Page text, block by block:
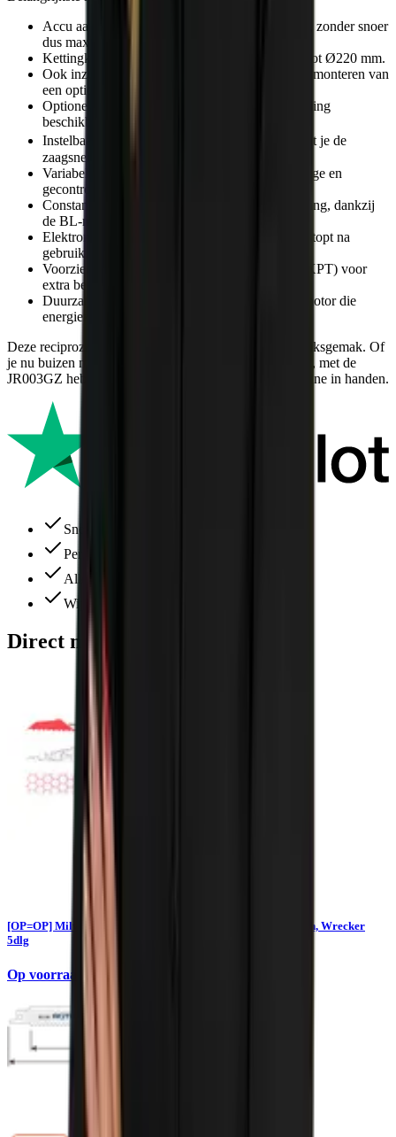
Accu aangedreven XGT 40 V Max reciprozaag, zonder snoer
dus maximale bewegingsvrijheid.
Kettingklem voor het stevig fixeren van buizen tot Ø220 mm.
Ook inzetbaar als reguliere reciprozaag door het monteren van
een optionele zaagbladklem.
Optionele materiaalklemmen met schroefverbinding
beschikbaar voor extra stabiliteit.
Instelbaar toerental van 800 tot 2200 min⁻¹, zodat je de
zaagsnelheid kunt afstemmen op het materiaal.
Variabel toerental in de schakelaar voor een rustige en
gecontroleerde start van de zaagsnede.
Constante zaagsnelheid, ook onder zware belasting, dankzij
de BL-motor met elektronische sturing.
Elektronische rem zorgt dat het zaagblad direct stopt na
gebruik, wat de veiligheid verhoogt.
Voorzien van eXtreme Protection Technology (XPT) voor
extra bescherming tegen stof en vocht.
Duurzame en onderhoudsvrije koolborstelloze motor die
energiezuinig werkt.
Deze reciprozaag combineert kracht, precisie en gebruiksgemak. Of
je nu buizen moet zagen of een reguliere zaagklus hebt, met de
JR003GZ heb je een betrouwbare en veelzijdige machine in handen.
Snelle levering
Perfecte service
Alles ruim op voorraad
Wij denken altijd met je mee
Direct meebestellen
[OP=OP] Milwaukee Reciprozaagbladenset Sawzall Ax, Torch, Wrecker
5dlg
Op voorraad